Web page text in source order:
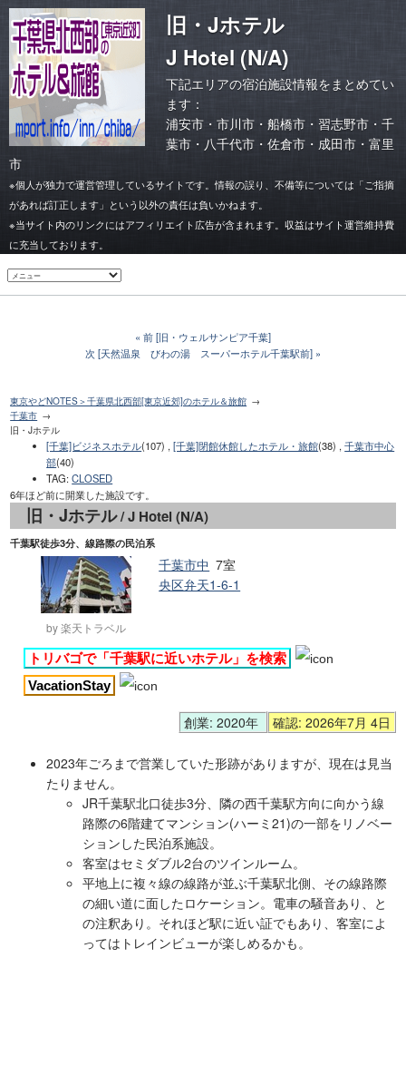
旧・Jホテル
J Hotel (N/A)
下記エリアの宿泊施設情報をまとめてい
ます：
浦安市・ 市川市・ 船橋市・習志野市・ 千
葉市・ 八千代市・佐倉市・ 成田市・富里
市
※個人が独力で運営管理しているサイトです。情報の誤り、不備等については「ご指摘
があれば訂正します」という以外の責任は負いかねます。
※当サイト内のリンクにはアフィリエイト広告が含まれます。収益はサイト運営維持費
に充当しております。
前 [旧・ウェルサンピア千葉]
次 [天然温泉 びわの湯 スーパーホテル千葉駅前]
東京やどNOTES＞千葉県北西部[東京近郊]のホテル＆旅館
千葉市
旧・Jホテル
[千葉]ビジネスホテル(107) ,[千葉]閉館休館したホテル・旅館(38) ,千葉市中心
部(40)
TAG:CLOSED
6年ほど前に開業した施設です。
旧・Jホテル/ J Hotel (N/A)
千葉駅徒歩3分、線路際の民泊系
by 楽天トラベル
7室
千葉市中
央区弁天1-6-1
トリバゴで「千葉駅に近いホテル」を検索
VacationStay
創業: 2020年 確認: 2026年7月 4日
2023年ごろまで営業していた形跡がありますが、現在は見当
たりません。
JR千葉駅北口徒歩3分、隣の西千葉駅方向に向かう線
路際の6階建てマンション(ハーミ21)の一部をリノベー
ションした民泊系施設。
客室はセミダブル2台のツインルーム。
平地上に複々線の線路が並ぶ千葉駅北側、その線路際
の細い道に面したロケーション。電車の騒音あり、と
の注釈あり。それほど駅に近い証でもあり、客室によ
ってはトレインビューが楽しめるかも。